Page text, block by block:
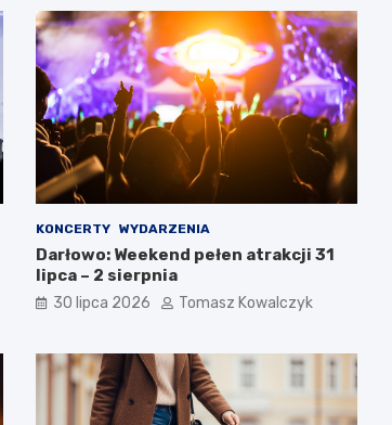
KONCERTY WYDARZENIA
Darłowo: Weekend pełen atrakcji 31
lipca – 2 sierpnia
30 lipca 2026 Tomasz Kowalczyk